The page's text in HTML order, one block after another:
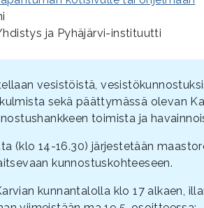
ja Pyhäjärvi-instituutti
vesistöistä,
sekä päättymässä olevan
toimista ja
(klo 14-16.30) järjestetään
kunnostuskohteeseen.
kunnantalolla klo 17 alkaen,